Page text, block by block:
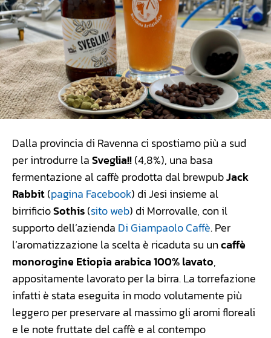
Dalla provincia di Ravenna ci spostiamo più a sud
per introdurre laSveglia!!(4,8%), una basa
fermentazione al caffè prodotta dal brewpubJack
Rabbit(pagina Facebook) di Jesi insieme al
birrificioSothis(sito web) di Morrovalle, con il
supporto dell’azienda Di Giampaolo Caffè. Per
l’aromatizzazione la scelta è ricaduta su uncaffè
monorogine Etiopia arabica 100% lavato,
appositamente lavorato per la birra. La torrefazione
infatti è stata eseguita in modo volutamente più
leggero per preservare al massimo gli aromi floreali
e le note fruttate del caffè e al contempo